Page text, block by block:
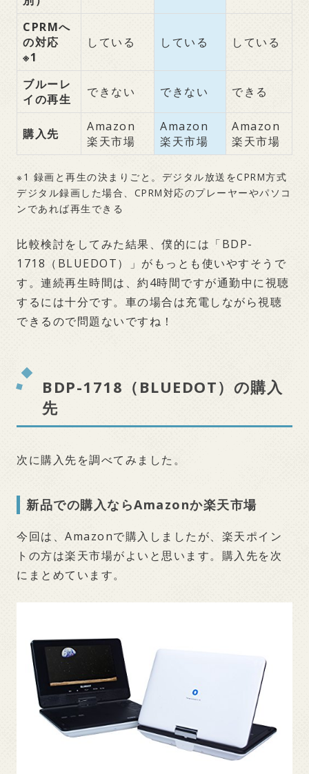
CPRMへ
の対応
※1
している している している
ブルーレ
イの再生
できない できない できる
購入先
Amazon
楽天市場
Amazon
楽天市場
Amazon
楽天市場
※1 録画と再生の決まりごと。デジタル放送をCPRM方式
デジタル録画した場合、CPRM対応のプレーヤーやパソコ
ンであれば再生できる
比較検討をしてみた結果、僕的には「BDP-
1718（BLUEDOT）」がもっとも使いやすそうで
す。連続再生時間は、約4時間ですが通勤中に視聴
するには十分です。車の場合は充電しながら視聴
できるので問題ないですね！
BDP-1718（BLUEDOT）の購入
先
次に購入先を調べてみました。
新品での購入ならAmazonか楽天市場
今回は、Amazonで購入しましたが、楽天ポイン
トの方は楽天市場がよいと思います。購入先を次
にまとめています。